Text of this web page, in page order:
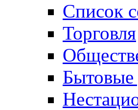
Список
Торговля
Бытовые